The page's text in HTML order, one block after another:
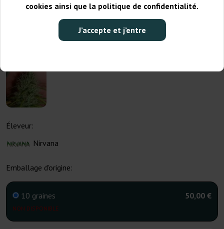
cookies ainsi que la politique de confidentialité.
J’accepte et j’entre
Éleveur:
Nirvana
Emballage d'origine:
10 graines
NON DISPONIBLE
50,00 €